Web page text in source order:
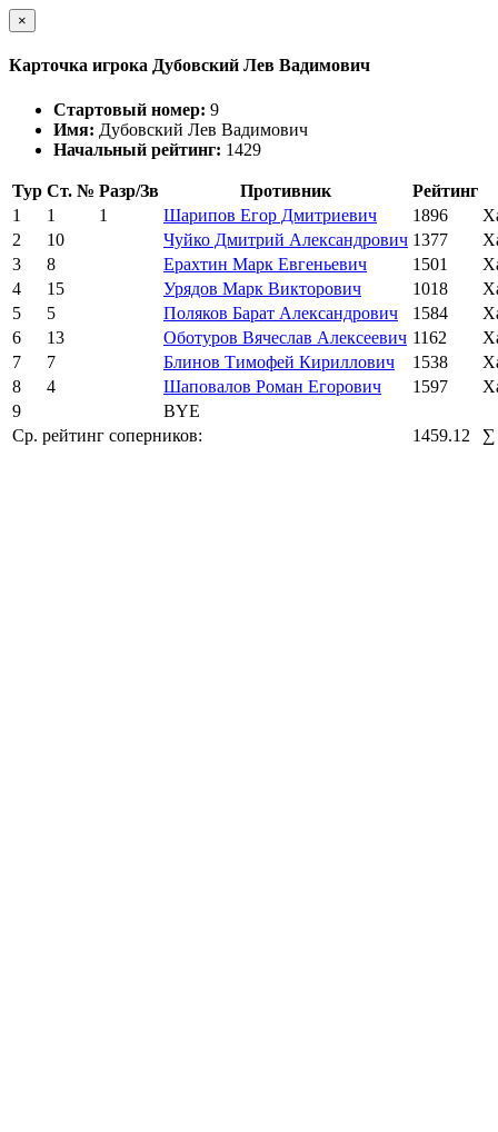
×
Карточка игрока Дубовский Лев Вадимович
Стартовый номер: 9
Имя: Дубовский Лев Вадимович
Начальный рейтинг: 1429
Тур Ст. № Разр/Зв Противник
Рейтинг
1
1 1 Шарипов Егор Дмитриевич 1896
2
10 Чуйко Дмитрий Александрович 1377
3
8 Ерахтин Марк Евгеньевич 1501
4
15 Урядов Марк Викторович 1018
5
5 Поляков Барат Александрович 1584
6
13 Оботуров Вячеслав Алексеевич 1162
7
7 Блинов Тимофей Кириллович 1538
8
4 Шаповалов Роман Егорович 1597
9
BYE
Ср. рейтинг соперников:
1459.12 ∑